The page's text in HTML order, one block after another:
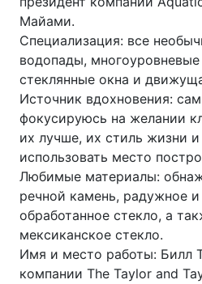
Майами.
Специализация: все
водопады,
стеклянные окна и
Источник вдохновения:
фокусируюсь на желании
их лучше, их стиль жизни
использовать место
Любимые материалы:
речной камень, радужное
обработанное стекло, а
мексиканское стекло.
Имя и место работы: Билл
компании The Taylor and